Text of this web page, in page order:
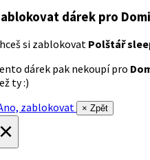
dárek pro
si zablokovat Polštář
dárek pak nekoupí pro
ty :)
zablokovat
× Zpět